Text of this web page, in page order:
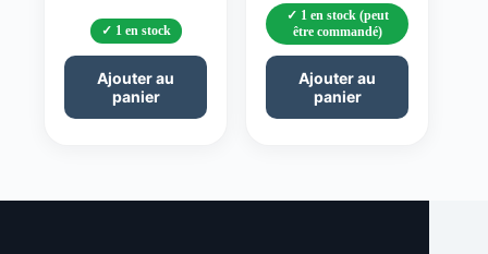
1 en stock
Ajouter au
panier
1 en stock (peut
être commandé)
Ajouter au
panier